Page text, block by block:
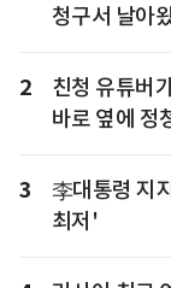
청구서 날아
2
친청 유튜버
바로 옆에 정
3
李대통령 지
최저'